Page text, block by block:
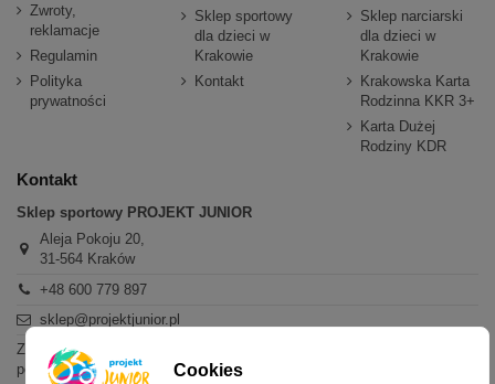
Zwroty,
reklamacje
Regulamin
Polityka
prywatności
Sklep sportowy
dla dzieci w
Krakowie
Kontakt
Sklep narciarski
dla dzieci w
Krakowie
Krakowska Karta
Rodzinna KKR 3+
Karta Dużej
Rodziny KDR
Kontakt
Sklep sportowy PROJEKT JUNIOR
Aleja Pokoju 20,
31-564 Kraków
+48 600 779 897
sklep@projektjunior.pl
Zapraszamy do sklepu stacjonarnego:
poniedziałek - piątek: 11.00-19.00
Cookies